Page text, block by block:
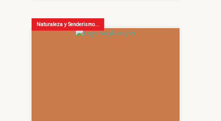
Naturaleza y Senderismo...